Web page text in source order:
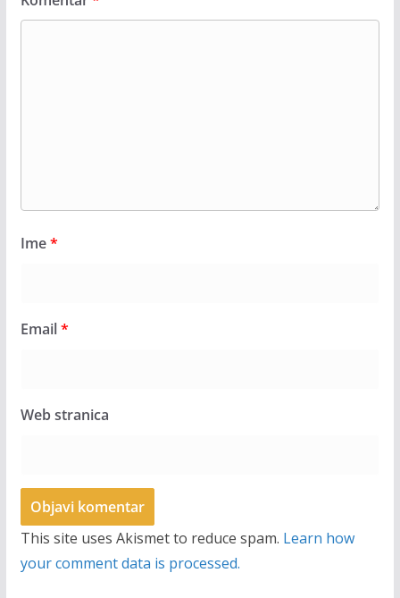
Ime*
Email*
Web stranica
This site uses Akismet to reduce spam. Learn how
your comment data is processed.